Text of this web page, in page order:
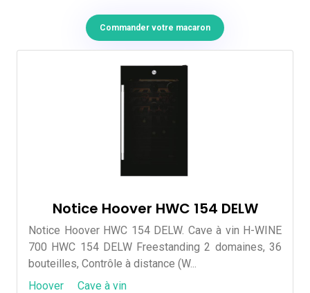
Commander votre macaron
Notice Hoover HWC 154 DELW
Notice Hoover HWC 154 DELW. Cave à vin H-WINE
700 HWC 154 DELW Freestanding 2 domaines, 36
bouteilles, Contrôle à distance (W...
Hoover
Cave à vin